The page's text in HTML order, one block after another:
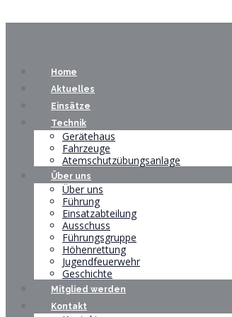
Home
Aktuelles
Einsätze
Technik
Gerätehaus
Fahrzeuge
Atemschutzübungsanlage
Über uns
Über uns
Führung
Einsatzabteilung
Ausschuss
Führungsgruppe
Höhenrettung
Jugendfeuerwehr
Geschichte
Mitglied werden
Kontakt